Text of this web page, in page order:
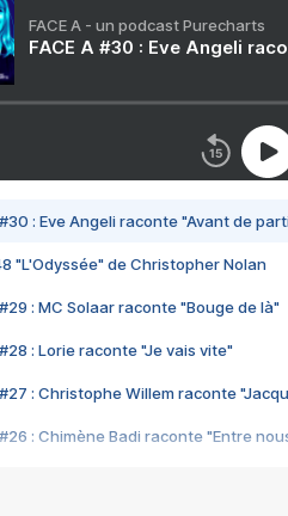
FACE A - un podcast Purecharts
FACE A #30 : Eve Angeli
#30 : Eve Angeli raconte "Avant de
"L'Odyssée" de Christopher Nolan
#29 : MC Solaar raconte "Bouge de là"
#28 : Lorie raconte "Je vais vite"
#27 : Christophe Willem raconte
#26 : Chimène Badi raconte "Entre